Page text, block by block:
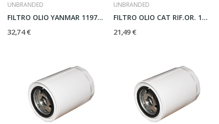
UNBRANDED
FILTRO OLIO YANMAR 119770-90620
32,74 €
UNBRANDED
FILTRO OLIO CAT RIF.OR. 1R0714
21,49 €